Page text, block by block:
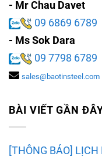
- Mr Chau Davet
09 6869 6789
- Ms Sok Dara
09 7798 6789
sales@baotinsteel.com
BÀI VIẾT GẦN
[THÔNG BÁO]